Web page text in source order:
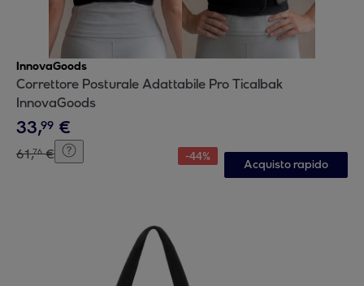
InnovaGoods
Correttore Posturale Adattabile Pro Ticalbak
InnovaGoods
33,99 €
61,76 € -44%
Acquisto rapido